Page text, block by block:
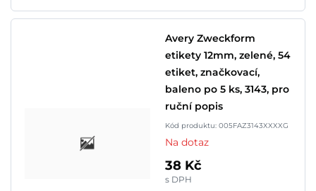
Avery Zweckform
etikety 12mm, zelené, 54
etiket, značkovací,
baleno po 5 ks, 3143, pro
ruční popis
Kód produktu: 005FAZ3143XXXXG
Na dotaz
38 Kč
s DPH